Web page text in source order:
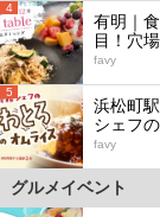
4
有明｜
目！穴
favy
5
浜松町
シェフ
favy
グルメイベント